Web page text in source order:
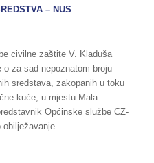
– NUS
civilne zaštite V. Kladuša
za sad nepoznatom broju
sredstava, zakopanih u toku
kuće, u mjestu Mala
Općinske službe CZ-